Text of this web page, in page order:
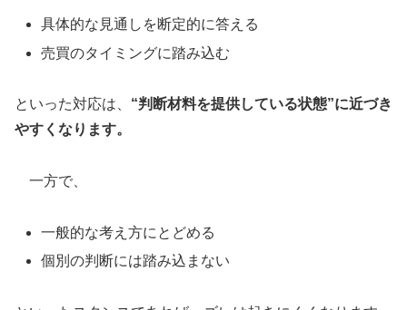
具体的な見通しを断定的に答える
売買のタイミングに踏み込む
といった対応は、 “判断材料を提供している状態”に近づき
やすくなります。
一方で、
一般的な考え方にとどめる
個別の判断には踏み込まない